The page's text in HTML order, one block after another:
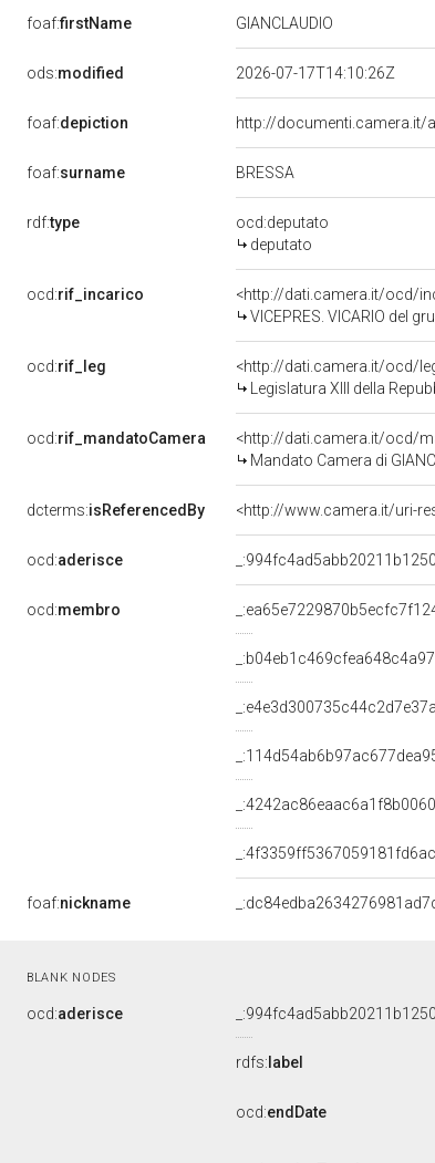
foaf:firstName GIANCLAUDIO
ods:modified 2026-07-17T14:10:26Z
foaf:depiction http://documenti.camera.it/
foaf:surname BRESSA
rdf:type
ocd:deputato
deputato
ocd:rif_incarico
<http://dati.camera.it/ocd/
VICEPRES. VICARIO del
ocd:rif_leg
<http://dati.camera.it/ocd/
Legislatura XIII della
ocd:rif_mandatoCamera
<http://dati.camera.it/ocd/
Mandato Camera di
dcterms:isReferencedBy <http://www.camera.it/uri-
ocd:aderisce
ocd:membro
foaf:nickname
BLANK NODES
ocd:aderisce
rdfs: label
ocd:endDate